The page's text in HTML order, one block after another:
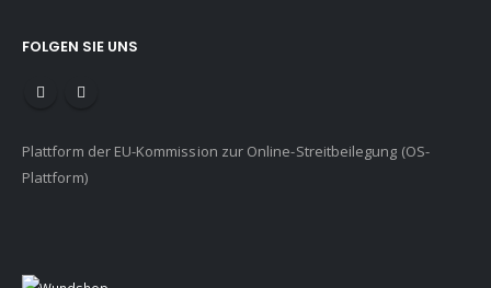
FOLGEN SIE UNS
Plattform der EU-Kommission zur Online-Streitbeilegung (OS-
Plattform)